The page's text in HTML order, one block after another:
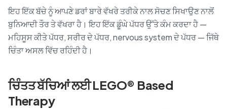
ਇਹ ਇੱਕ ਬੱਚੇ ਨੂੰ ਆਪਣੇ ਡਰਾਂ ਬਾਰੇ ਵੱਖਰੇ ਤਰੀਕੇ ਨਾਲ ਸੋਚਣ ਸਿਖਾਉਣ ਨਾਲੋਂ
ਬੁਨਿਆਦੀ ਤੌਰ ਤੇ ਵੱਖਰਾ ਹੈ। ਇਹ ਇੱਕ ਡੂੰਘੇ ਪੱਧਰ ਉੱਤੇ ਕੰਮ ਕਰਦਾ ਹੈ —
ਮਹਿਸੂਸ ਕੀਤੇ ਪੱਧਰ, ਸਰੀਰ ਦੇ ਪੱਧਰ, nervous system ਦੇ ਪੱਧਰ — ਜਿੱਥੇ
ਚਿੰਤਾ ਅਸਲ ਵਿੱਚ ਰਹਿੰਦੀ ਹੈ।
ਚਿੰਤਤ ਬੱਚਿਆਂ ਲਈ LEGO® Based
Therapy